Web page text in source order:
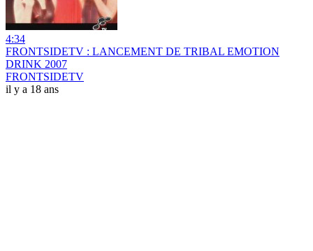
4:34
FRONTSIDETV : LANCEMENT DE TRIBAL EMOTION
DRINK 2007
FRONTSIDETV
il y a 18 ans